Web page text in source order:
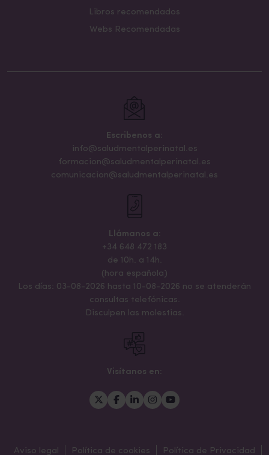
Libros recomendados
Webs Recomendadas
Escribenos a:
info@saludmentalperinatal.es
formacion@saludmentalperinatal.es
comunicacion@saludmentalperinatal.es
Llámanos a:
+34 648 472 183
de 10h. a 14h.
(hora española)
Los días: 03-08-2026 hasta 10-08-2026 no se atenderán
consultas telefónicas.
Disculpen las molestias.
Visítanos en:
Aviso legal Política de cookies Política de Privacidad